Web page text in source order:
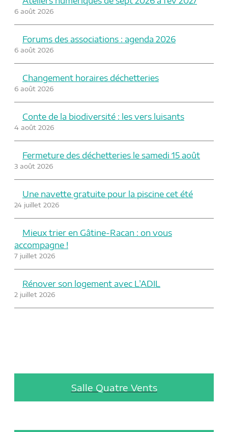
6 août 2026
Forums des associations : agenda 2026
6 août 2026
Changement horaires déchetteries
6 août 2026
Conte de la biodiversité : les vers luisants
4 août 2026
Fermeture des déchetteries le samedi 15 août
3 août 2026
Une navette gratuite pour la piscine cet été
24 juillet 2026
Mieux trier en Gâtine-Racan : on vous
accompagne !
7 juillet 2026
Rénover son logement avec L’ADIL
2 juillet 2026
Salle Quatre Vents